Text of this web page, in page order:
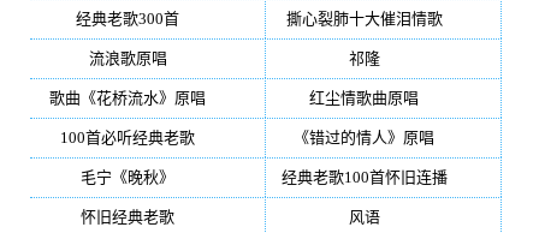
经典老歌300首 撕心裂肺十大催泪情歌(195)
流浪歌原唱 祁隆(188)
歌曲《花桥流水》原唱 红尘情歌曲原唱
100首必听经典老歌 《错过的情人》原唱
毛宁《晚秋》 经典老歌100首怀旧连播(134)
怀旧经典老歌 风语(132)